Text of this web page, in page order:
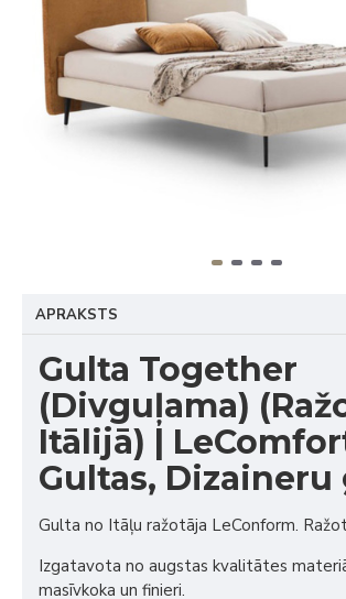
APRAKSTS
Gulta Together
(Divguļama)
Itālijā) |
Gultas, Dizaineru
Gulta no Itāļu ražotāja LeConform.
Izgatavota no augstas kvalitātes
masīvkoka un finieri.